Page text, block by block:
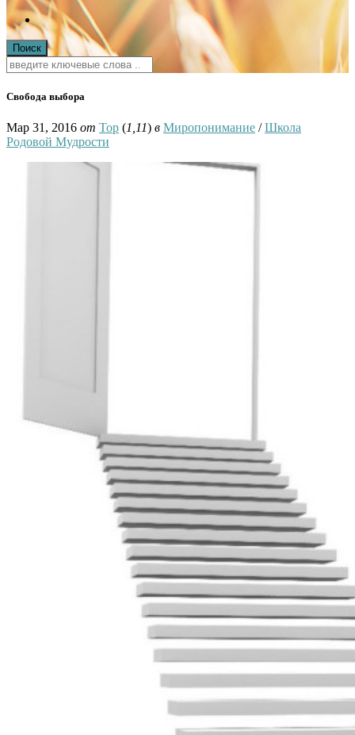
Свобода выбора
Мар 31, 2016 от Тор (1,11) в Миропонимание /Школа
Родовой Мудрости